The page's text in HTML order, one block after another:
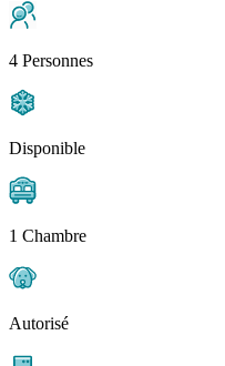
4 Personnes
Disponible
1 Chambre
Autorisé